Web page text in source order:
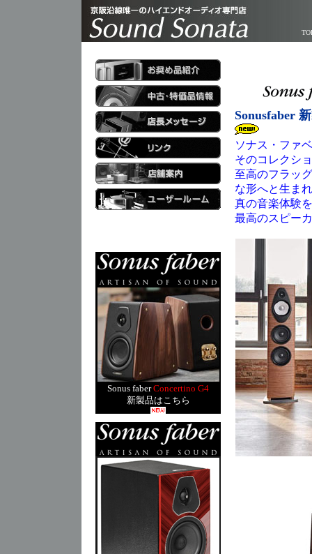
Sonus faber Concertino G4
新製品はこちら
Sonusfaber
ソナス・ファ
そのコレクシ
至高のフラッ
な形へと生ま
真の音楽体験
最高のスピー